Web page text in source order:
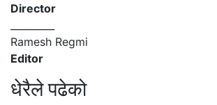
Director
Ramesh Regmi
Editor
धेरैले पढेको